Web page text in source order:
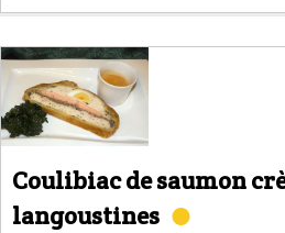
Coulibiac de saumon
langoustines